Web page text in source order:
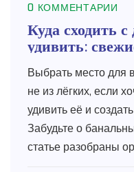
0 КОММЕНТАРИИ
Куда сходить
удивить:
Выбрать место для
не из лёгких, если
удивить её и
Забудьте о
статье разобраны